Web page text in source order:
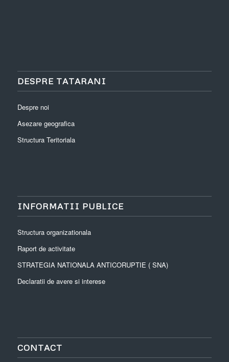
DESPRE TATARANI
Despre noi
Asezare geografica
Structura Teritoriala
INFORMATII PUBLICE
Structura organizationala
Raport de activitate
STRATEGIA NATIONALA ANTICORUPTIE ( SNA)
Declaratii de avere si interese
CONTACT